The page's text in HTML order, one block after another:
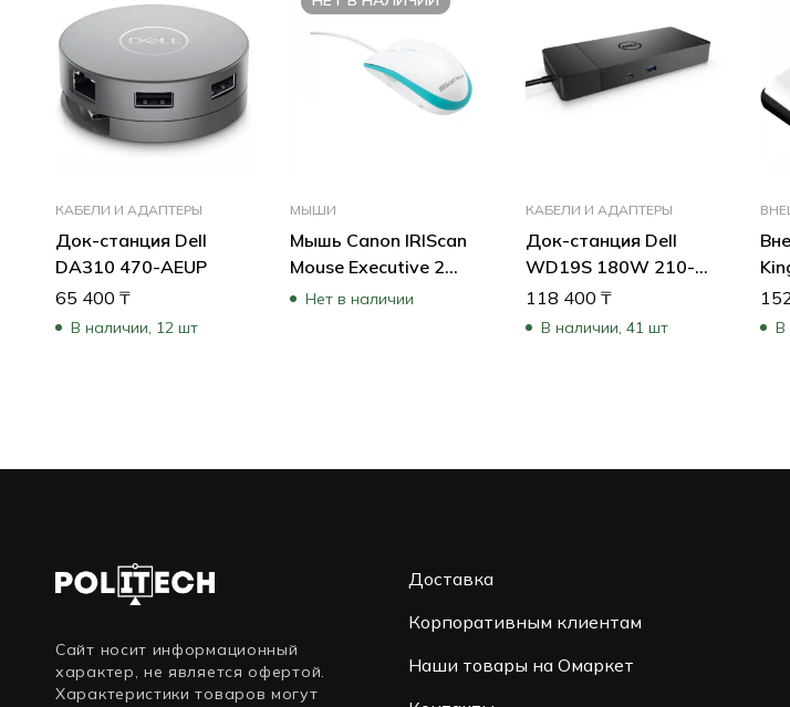
КАБЕЛИ И АДАПТЕРЫ
Док-станция Dell
DA310 470-AEUP
65 400 ₸
В наличии, 12 шт
МЫШИ
Мышь Canon IRIScan
Mouse Executive 2
3853V991
Нет в наличии
КАБЕЛИ И АДАПТЕРЫ
Док-станция Dell
WD19S 180W 210-
AZBU
118 400 ₸
В наличии, 41 шт В
Сайт носит информационный
характер, не является офертой.
Характеристики товаров могут
Доставка
Корпоративным клиентам
Наши товары на Омаркет